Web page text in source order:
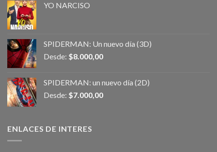
YO NARCISO
SPIDERMAN: Un nuevo día (3D)
Desde: $8.000,00
SPIDERMAN: un nuevo día (2D)
Desde: $7.000,00
ENLACES DE INTERES